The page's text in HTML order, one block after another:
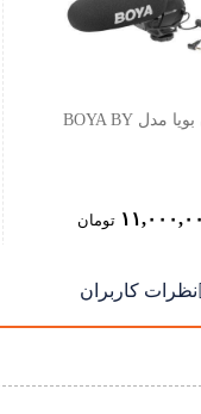
میکروفون بویا مدل BOYA BY
تومان
نظرات کاربران